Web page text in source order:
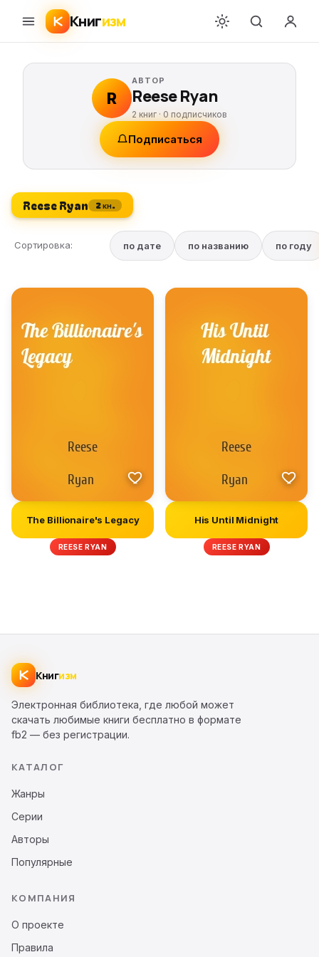
Книгизм
R
АВТОР
Reese Ryan
2 книг · 0 подписчиков
Подписаться
Reese Ryan 2 кн.
Сортировка: по дате по названию по году
The Billionaire's Legacy
REESE RYAN
His Until Midnight
REESE RYAN
Книгизм
Электронная библиотека, где любой может
скачать любимые книги бесплатно в формате
fb2 — без регистрации.
КАТАЛОГ
Жанры
Серии
Авторы
Популярные
КОМПАНИЯ
О проекте
Правила